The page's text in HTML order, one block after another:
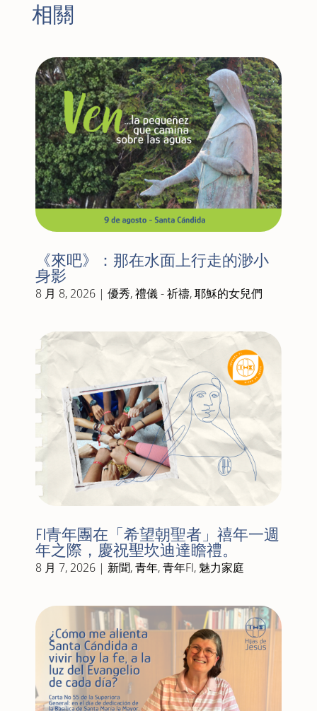
相關
《來吧》：那在水面上行走的渺小
身影
8 月 8, 2026| 優秀,禮儀 - 祈禱,耶穌的女兒們
FI青年團在「希望朝聖者」禧年一週
年之際，慶祝聖坎迪達瞻禮。
8 月 7, 2026| 新聞,青年,青年FI, 魅力家庭